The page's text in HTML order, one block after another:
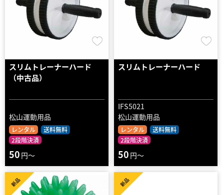
スリムトレーナーハード
（中古品）
松山運動用品
レンタル
送料無料
2段階決済
50 円～
スリムトレーナーハード
IFS5021
松山運動用品
レンタル
送料無料
2段階決済
50 円～
新品 新品